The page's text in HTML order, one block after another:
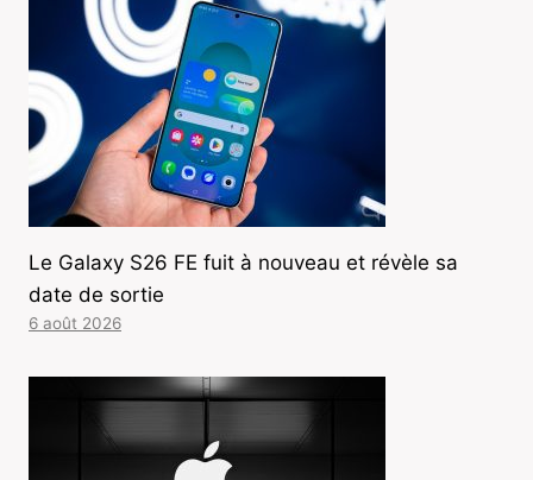
Le Galaxy S26 FE fuit à nouveau et révèle sa
date de sortie
6 août 2026